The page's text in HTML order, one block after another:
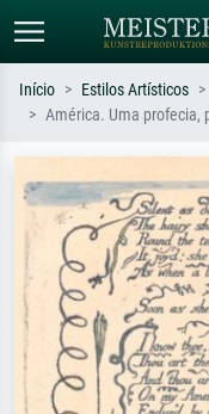
Pesquise por artista, título ou
ex: Monet, Noite
impressionismo, onda de
Início Estilos Artísticos
América. Uma profecia,